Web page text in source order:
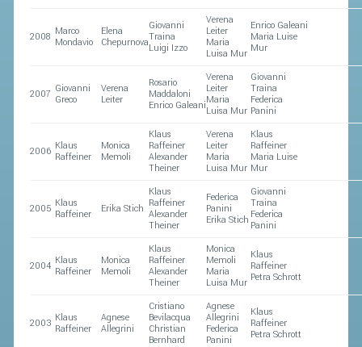
2008 Marco
Mondavio
Elena
Chepurnova
Giovanni
Traina
Luigi Izzo
Verena
Leiter
Maria
Luisa Mur
Enrico Galeani
Maria Luise
Mur
2007 Giovanni
Greco
Verena
Leiter
Rosario
Maddaloni
Enrico Galeani
Verena
Leiter
Maria
Luisa Mur
Giovanni
Traina
Federica
Panini
2006 Klaus
Raffeiner
Monica
Memoli
Klaus
Raffeiner
Alexander
Theiner
Verena
Leiter
Maria
Luisa Mur
Klaus
Raffeiner
Maria Luise
Mur
2005 Klaus
Raffeiner
Erika Stich
Klaus
Raffeiner
Alexander
Theiner
Federica
Panini
Erika Stich
Giovanni
Traina
Federica
Panini
2004 Klaus
Raffeiner
Monica
Memoli
Klaus
Raffeiner
Alexander
Theiner
Monica
Memoli
Maria
Luisa Mur
Klaus
Raffeiner
Petra Schrott
2003 Klaus
Raffeiner
Agnese
Allegrini
Cristiano
Bevilacqua
Christian
Bernhard
Agnese
Allegrini
Federica
Panini
Klaus
Raffeiner
Petra Schrott